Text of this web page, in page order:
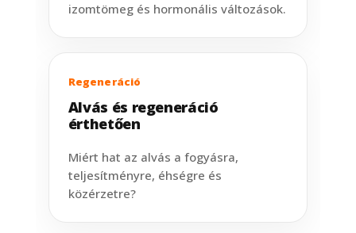
izomtömeg és hormonális változások.
Regeneráció
Alvás és regeneráció
érthetően
Miért hat az alvás a fogyásra,
teljesítményre, éhségre és
közérzetre?